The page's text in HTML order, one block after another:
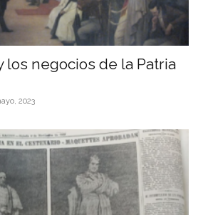
los negocios de la Patria
2023